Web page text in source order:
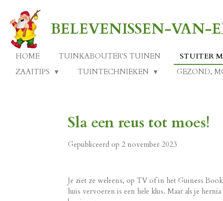
direct
naar
de
hoofdinhoud
BELEVENISSEN-
HOME TUINKABOUTER'S TUINEN STUITER
ZAAITIPS
TUINTECHNIEKEN GEZOND,
Sla een reus tot moes!
Gepubliceerd op 2 november 2023
Je ziet ze weleens, op TV of in het Guiness
huis vervoeren is een hele klus. Maar als je